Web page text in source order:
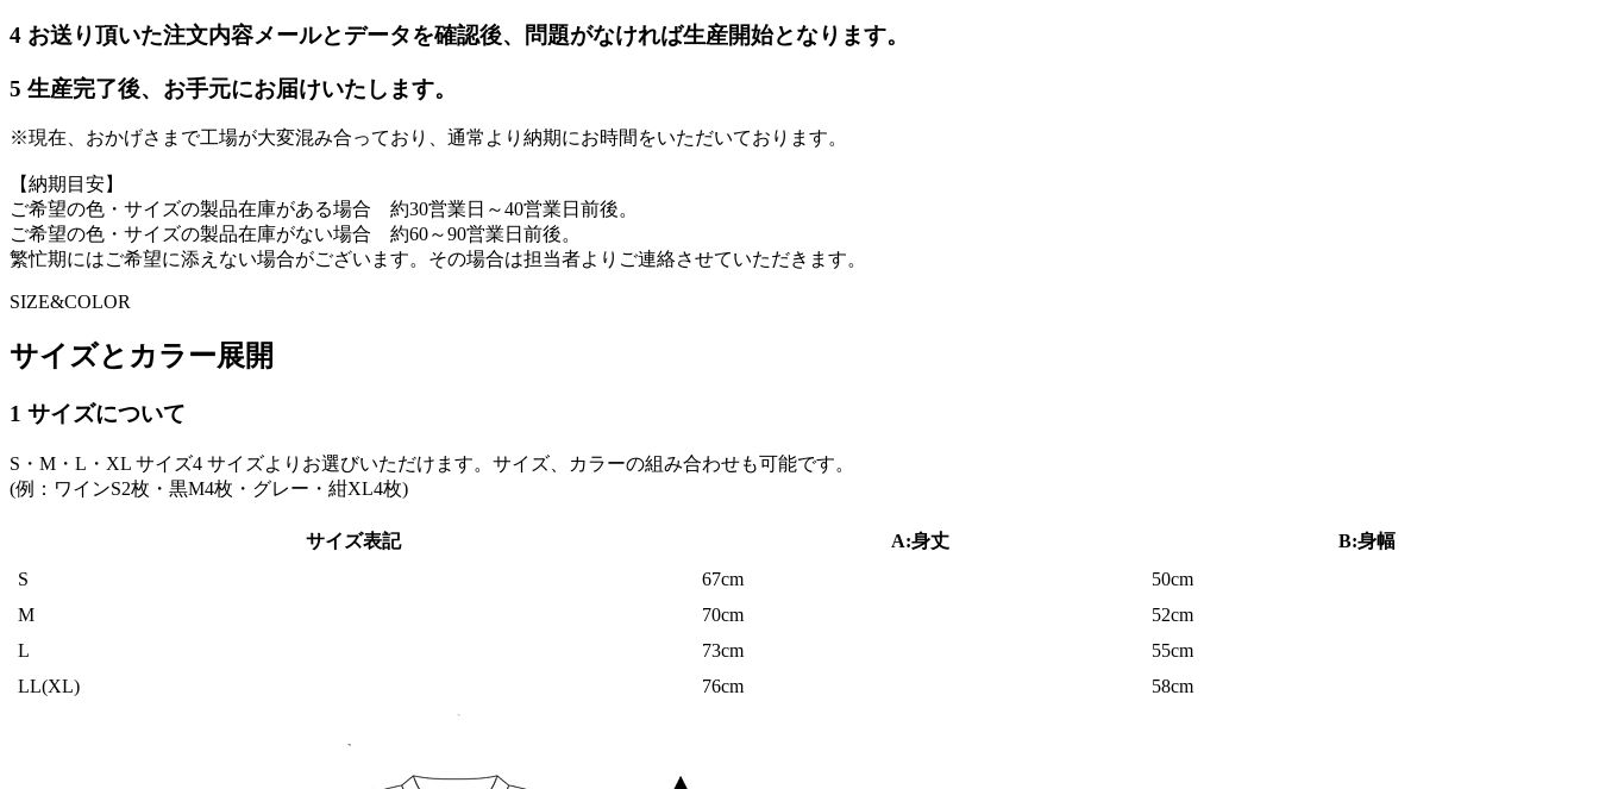
4 お送り頂いた注文内容メールとデータを確認後、問題がなければ生産開始となります。
5 生産完了後、お手元にお届けいたします。
※現在、おかげさまで工場が大変混み合っており、通常より納期にお時間をいただいております。
【納期目安】
ご希望の色・サイズの製品在庫がある場合 約30営業日～40営業日前後。
ご希望の色・サイズの製品在庫がない場合 約60～90営業日前後。
繁忙期にはご希望に添えない場合がございます。その場合は担当者よりご連絡させていただきます。
SIZE&COLOR
サイズとカラー展開
1 サイズについて
S・M・L・XL サイズ4 サイズよりお選びいただけます。サイズ、カラーの組み合わせも可能です。
(例：ワインS2枚・黒M4枚・グレー・紺XL4枚)
サイズ表記 A:身丈
B:身幅
S
67cm
50cm
M
70cm
52cm
L
73cm
55cm
LL(XL)
76cm 58cm